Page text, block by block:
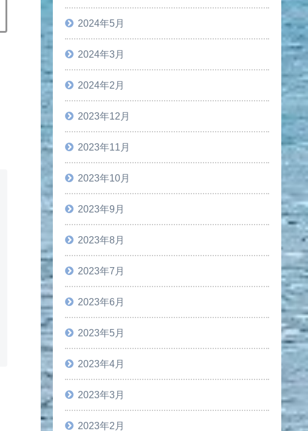
2024年5月
2024年3月
2024年2月
2023年12月
2023年11月
2023年10月
2023年9月
2023年8月
2023年7月
2023年6月
2023年5月
2023年4月
2023年3月
2023年2月